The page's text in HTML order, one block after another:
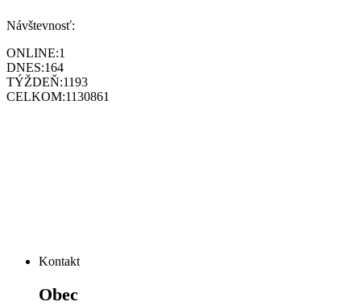
Návštevnosť:
ONLINE:1
DNES:164
TÝŽDEŇ:1193
CELKOM:1130861
Kontakt
Obec